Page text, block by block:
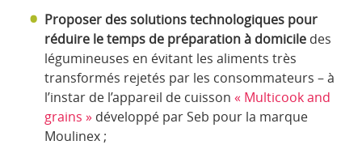
Proposer des solutions technologiques pour
réduire le temps de préparation à domicile des
légumineuses en évitant les aliments très
transformés rejetés par les consommateurs – à
l’instar de l’appareil de cuisson « Multicook and
grains » développé par Seb pour la marque
Moulinex ;